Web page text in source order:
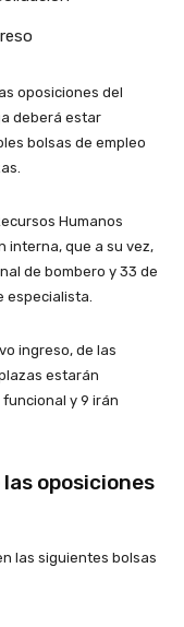
oposiciones del
deberá estar
bolsas de empleo
Humanos
interna, que a su vez,
de bombero y 33 de
especialista.
ingreso, de las
estarán
y 9 irán
oposiciones
las siguientes bolsas